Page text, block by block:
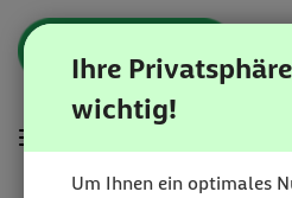
Zum
Inhalt
Anmelden
Zur
Navigation
Zur
Startseite
Karriereportal
|
BEESITE
STELLENMARKT
Hauptnavigation
Ihre
wichtig!
Um Ihnen ein optimales